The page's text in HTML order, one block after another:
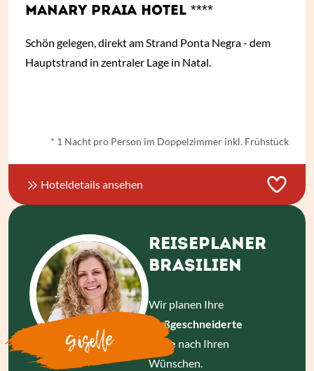
MANARY PRAIA HOTEL ****
Schön gelegen, direkt am Strand Ponta Negra - dem
Hauptstrand in zentraler Lage in Natal.
* 1 Nacht pro Person im Doppelzimmer inkl. Frühstück
Hoteldetails ansehen
Giselle
REISEPLANER
BRASILIEN
Wir planen Ihre
maßgeschneiderte
Reise nach Ihren
Wünschen.